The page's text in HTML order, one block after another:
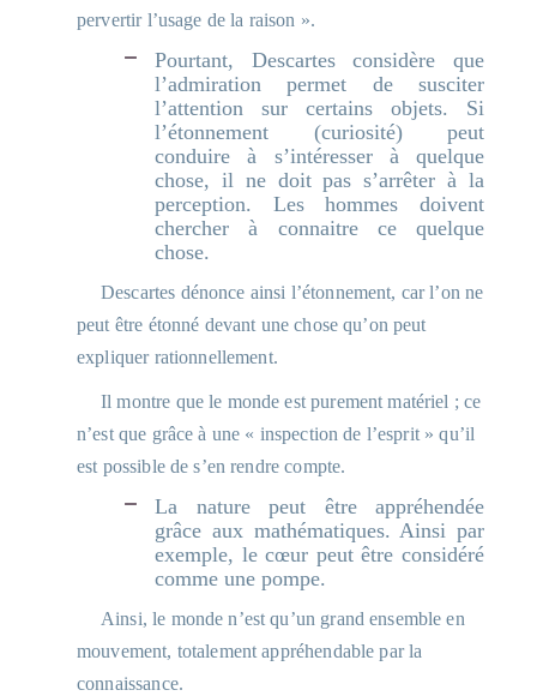
pervertir l’usage de la raison ».
Pourtant, Descartes considère que
l’admiration permet de susciter
l’attention sur certains objets. Si
l’étonnement (curiosité) peut
conduire à s’intéresser à quelque
chose, il ne doit pas s’arrêter à la
perception. Les hommes doivent
chercher à connaitre ce quelque
chose.
Descartes dénonce ainsi l’étonnement, car l’on ne
peut être étonné devant une chose qu’on peut
expliquer rationnellement.
Il montre que le monde est purement matériel ; ce
n’est que grâce à une « inspection de l’esprit » qu’il
est possible de s’en rendre compte.
La nature peut être appréhendée
grâce aux mathématiques. Ainsi par
exemple, le cœur peut être considéré
comme une pompe.
Ainsi, le monde n’est qu’un grand ensemble en
mouvement, totalement appréhendable par la
connaissance.